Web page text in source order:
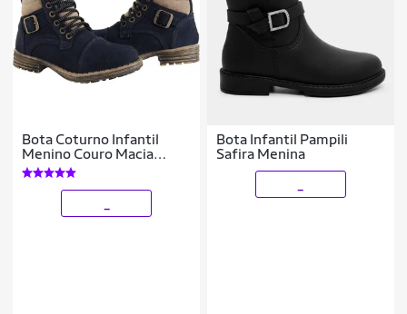
Bota Coturno Infantil
Menino Couro Macia
Casual Conforto
Bota Infantil Pampili
Safira Menina